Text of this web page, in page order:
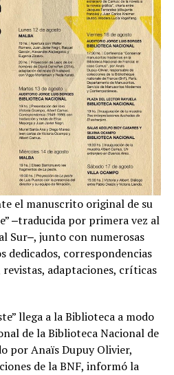
el manuscrito original de su
‒traducida por primera vez al
Sur‒, junto con numerosas
dedicados, correspondencias
adaptaciones, críticas
llega a la Biblioteca a modo
de la Biblioteca Nacional de
por Anaïs Dupuy Olivier,
de la BNF, informó la